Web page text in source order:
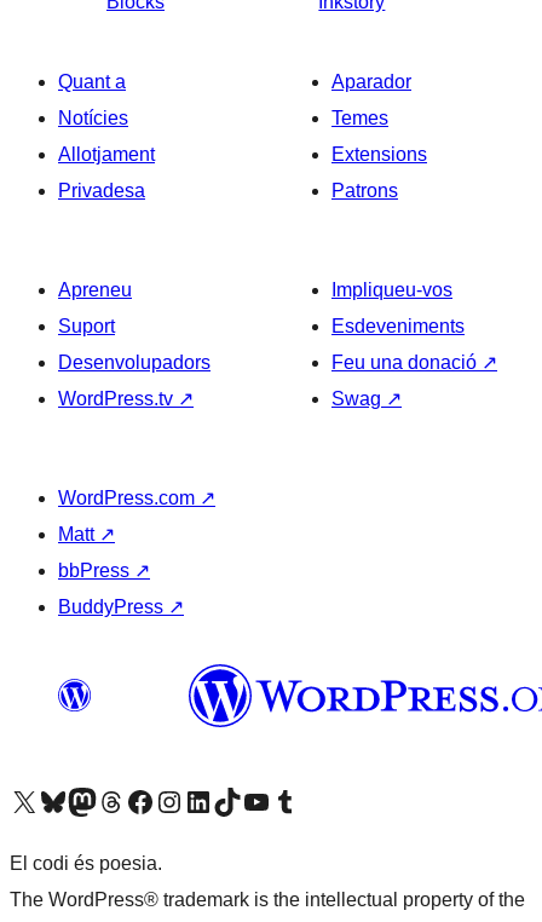
Quant a
Notícies
Allotjament
Privadesa
Aparador
Temes
Extensions
Patrons
Apreneu
Suport
Desenvolupadors
WordPress.tv ↗
Impliqueu-vos
Esdeveniments
Feu una donació ↗
Swag ↗
WordPress.com ↗
Matt ↗
bbPress ↗
BuddyPress ↗
Visiteu el nostre compte X (abans Twitter)
Visiteu el nostre compte de Bluesky
Visiteu el nostre compte al Mastodon
Visiteu el nostre compte de Threads
Visiteu la nostra pàgina al Facebook
Visiteu el nostre compte d'Instagram
Visiteu el nostre compte de LinkedIn
Visiteu el nostre compte de TikTok
Visiteu el nostre canal al YouTube
Visiteu el nostre compte de Tumblr
El codi és poesia.
The WordPress® trademark is the intellectual property of the